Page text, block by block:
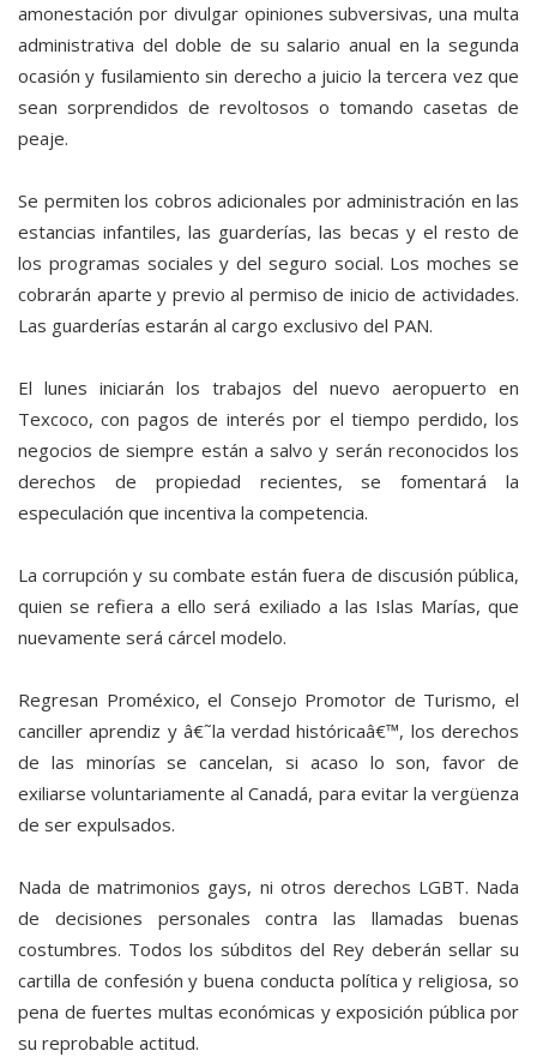
amonestación por divulgar opiniones subversivas, una multa
administrativa del doble de su salario anual en la segunda
ocasión y fusilamiento sin derecho a juicio la tercera vez que
sean sorprendidos de revoltosos o tomando casetas de
peaje.
Se permiten los cobros adicionales por administración en las
estancias infantiles, las guarderías, las becas y el resto de
los programas sociales y del seguro social. Los moches se
cobrarán aparte y previo al permiso de inicio de actividades.
Las guarderías estarán al cargo exclusivo del PAN.
El lunes iniciarán los trabajos del nuevo aeropuerto en
Texcoco, con pagos de interés por el tiempo perdido, los
negocios de siempre están a salvo y serán reconocidos los
derechos de propiedad recientes, se fomentará la
especulación que incentiva la competencia.
La corrupción y su combate están fuera de discusión pública,
quien se refiera a ello será exiliado a las Islas Marías, que
nuevamente será cárcel modelo.
Regresan Proméxico, el Consejo Promotor de Turismo, el
canciller aprendiz y â€˜la verdad históricaâ€™, los derechos
de las minorías se cancelan, si acaso lo son, favor de
exiliarse voluntariamente al Canadá, para evitar la vergüenza
de ser expulsados.
Nada de matrimonios gays, ni otros derechos LGBT. Nada
de decisiones personales contra las llamadas buenas
costumbres. Todos los súbditos del Rey deberán sellar su
cartilla de confesión y buena conducta política y religiosa, so
pena de fuertes multas económicas y exposición pública por
su reprobable actitud.